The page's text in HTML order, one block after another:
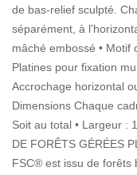
de bas-relief sculpté.
séparément, à
mâché embossé • Motif
Platines pour fixation
Accrochage horizontal
Dimensions Chaque
Soit au total • Largeur :
DE FORÊTS GÉRÉES
FSC® est issu de forêts